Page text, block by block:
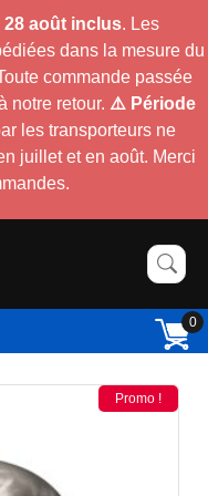
28 août inclus. Les
dans la mesure du
commande passée
notre retour. ⚠️ Période
les transporteurs ne
juillet et en août. Merci
0
Promo !